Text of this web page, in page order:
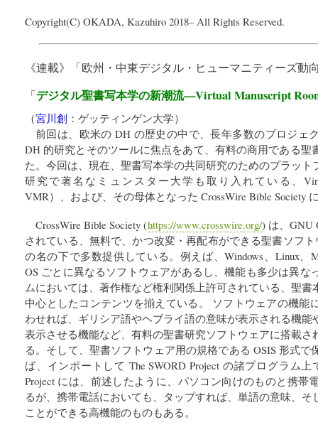
Copyright(C) OKADA, Kazuhiro 2018– All Rights Reserved.
《連載》「欧州・中東デジタル・ヒューマニティーズ動
「デジタル聖書写本学の新潮流—Virtual Manuscript
（宮川創 ： ゲッティンゲン大学）
前回は、欧米の DH の歴史の中で、長年多数のプロジェ
DH 的研究とそのツールに焦点をあて、有料の商用である聖
た。今回は、現在、聖書写本学の共同研究のためのプラッ
研究で著名なミュンスター大学も取り入れている、
VMR）、および、その母体となった CrossWire Bible Society
CrossWire Bible Society (https://www.crosswire.org/) は、GNU
されている、無料で、かつ改変・再配布ができる聖書ソフト
の名の下で多数提供している。例えば、Windows、Linux、
OS ごとに異なるソフトウェアがあるし、機能も多少は異な
ムにおいては、著作権など権利関係上許可されている、聖
中心としたコンテンツを揃えている。 ソフトウェアの機能
わせれば、ギリシア語やヘブライ語の意味が表示される機
表示させる機能など、有料の聖書研究ソフトウェアに搭載さ
る。そして、聖書ソフトウェア用の規格である OSIS 形式
ば、インポートして The SWORD Project の諸プログラム
Project には、前述したように、パソコン向けのものと携帯
るが、携帯電話においても、タップすれば、単語の意味、
ことができる高機能のものもある。